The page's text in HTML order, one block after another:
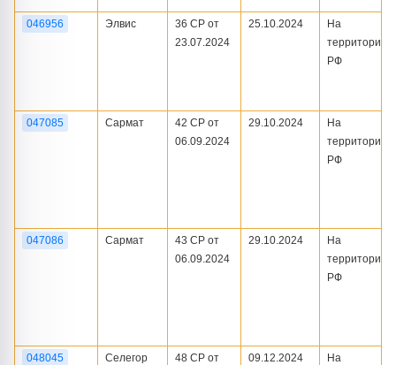
046956 Элвис
36 СР от
23.07.2024
25.10.2024
На
территории
РФ
047085 Сармат
42 СР от
06.09.2024
29.10.2024
На
территории
РФ
047086 Сармат
43 СР от
06.09.2024
29.10.2024
На
территории
РФ
048045 Селегор
48 СР от
09.12.2024
На